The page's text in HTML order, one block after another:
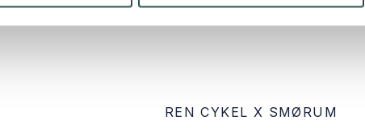
REN CYKEL X SMØRUM